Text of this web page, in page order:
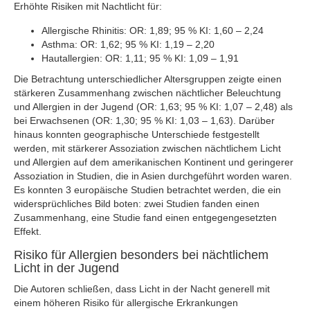
Erhöhte Risiken mit Nachtlicht für:
Allergische Rhinitis: OR: 1,89; 95 % KI: 1,60 – 2,24
Asthma: OR: 1,62; 95 % KI: 1,19 – 2,20
Hautallergien: OR: 1,11; 95 % KI: 1,09 – 1,91
Die Betrachtung unterschiedlicher Altersgruppen zeigte einen
stärkeren Zusammenhang zwischen nächtlicher Beleuchtung
und Allergien in der Jugend (OR: 1,63; 95 % KI: 1,07 – 2,48) als
bei Erwachsenen (OR: 1,30; 95 % KI: 1,03 – 1,63). Darüber
hinaus konnten geographische Unterschiede festgestellt
werden, mit stärkerer Assoziation zwischen nächtlichem Licht
und Allergien auf dem amerikanischen Kontinent und geringerer
Assoziation in Studien, die in Asien durchgeführt worden waren.
Es konnten 3 europäische Studien betrachtet werden, die ein
widersprüchliches Bild boten: zwei Studien fanden einen
Zusammenhang, eine Studie fand einen entgegengesetzten
Effekt.
Risiko für Allergien besonders bei nächtlichem
Licht in der Jugend
Die Autoren schließen, dass Licht in der Nacht generell mit
einem höheren Risiko für allergische Erkrankungen